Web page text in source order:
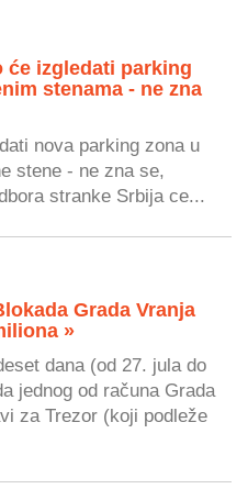
će izgledati parking
stenama - ne zna
nova parking zona u
stene - ne zna se,
stranke Srbija ce...
Grada Vranja
»
dana (od 27. jula do
jednog od računa Grada
za Trezor (koji podleže